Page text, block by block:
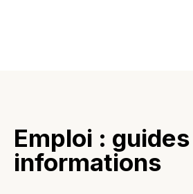
Emploi :
informations